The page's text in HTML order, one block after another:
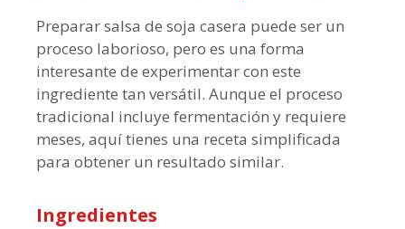
Preparar salsa de soja casera puede ser un
proceso laborioso, pero es una forma
interesante de experimentar con este
ingrediente tan versátil. Aunque el proceso
tradicional incluye fermentación y requiere
meses, aquí tienes una receta simplificada
para obtener un resultado similar.
Ingredientes